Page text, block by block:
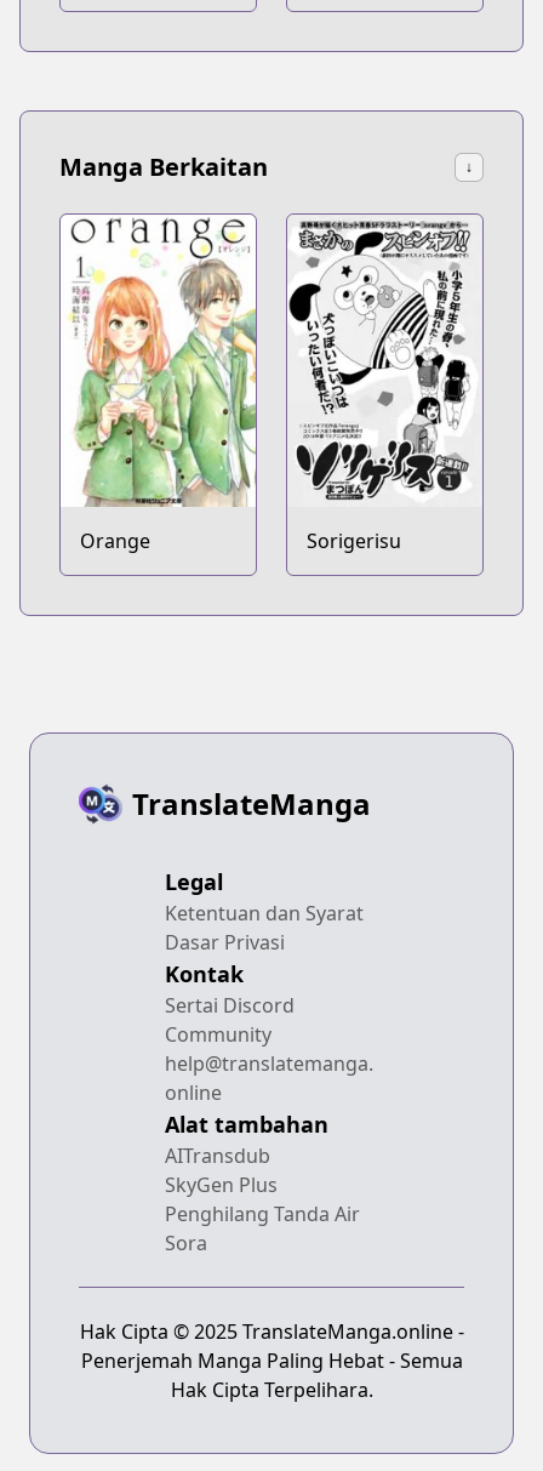
Hana no Namae
Manga Berkaitan ↓
Orange Sorigerisu
TranslateManga
Legal
Ketentuan dan Syarat
Dasar Privasi
Kontak
Sertai Discord
Community
help@translatemanga.
online
Alat tambahan
AITransdub
SkyGen Plus
Penghilang Tanda Air
Sora
Hak Cipta © 2025 TranslateManga.online -
Penerjemah Manga Paling Hebat - Semua
Hak Cipta Terpelihara.